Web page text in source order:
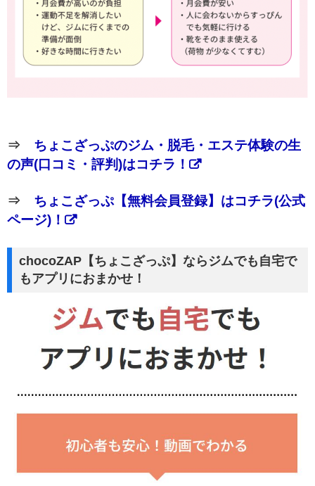
⇒ ちょこざっぷのジム・脱毛・エステ体験の生
の声(口コミ・評判)はコチラ！
⇒ ちょこざっぷ【無料会員登録】はコチラ(公式
ページ)！
chocoZAP【ちょこざっぷ】ならジムでも自宅で
もアプリにおまかせ！